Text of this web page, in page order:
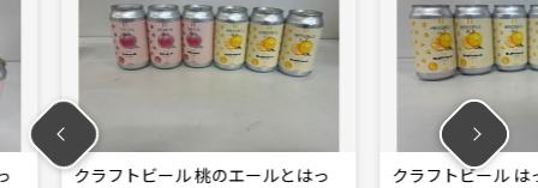
ールとはっ
クラフトビール はっさくのエール 6
クラフ